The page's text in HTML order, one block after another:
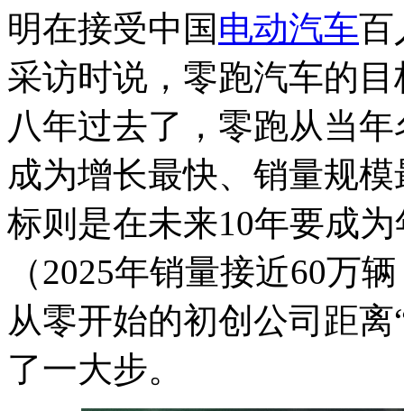
明在接受中国电动汽车百
采访时说，零跑汽车的
八年过去了，零跑从当
成为增长最快、销量规
标则是在未来10年要成
（2025年销量接近60万
从零开始的初创公司距
了一大步。